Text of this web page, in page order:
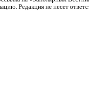
Редакция не несет